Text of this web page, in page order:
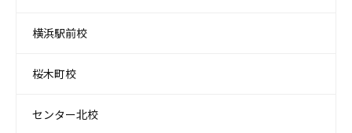
横浜駅前校
桜木町校
センター北校